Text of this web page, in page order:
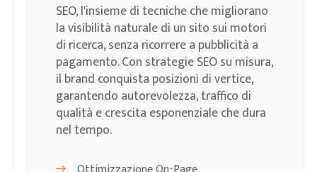
SEO, l'insieme di tecniche che migliorano
la visibilità naturale di un sito sui motori
di ricerca, senza ricorrere a pubblicità a
pagamento. Con strategie SEO su misura,
il brand conquista posizioni di vertice,
garantendo autorevolezza, traffico di
qualità e crescita esponenziale che dura
nel tempo.